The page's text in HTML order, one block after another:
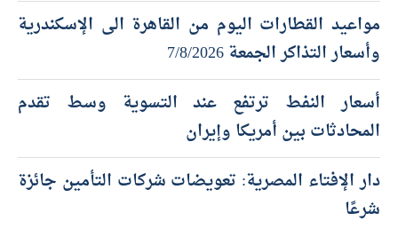
مواعيد القطارات اليوم من القاهرة الى الإسكندرية
وأسعار التذاكر الجمعة 7/8/2026
أسعار النفط ترتفع عند التسوية وسط تقدم
المحادثات بين أمريكا وإيران
دار الإفتاء المصرية: تعويضات شركات التأمين جائزة
شرعًا